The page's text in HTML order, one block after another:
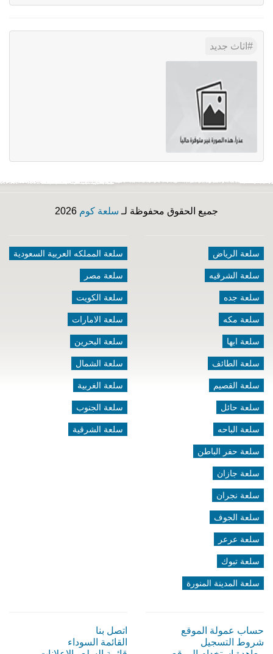
اثاث جديد
جميع الحقوق محفوظة لـ سلعة كوم
سلعة الرياض
سلعة الشرقيه
سلعة جده
سلعة مكه
سلعة ابها
سلعة الطائف
سلعة القصيم
سلعة حائل
سلعة الباحه
سلعة حفر الباطن
سلعة جازان
سلعة نجران
سلعة الجوف
سلعة عرعر
سلعة تبوك
سلعة المدينة المنورة
سلعة المملكه العربية السعودية
سلعة مصر
سلعة الكويت
سلعة الامارات
سلعة البحرين
سلعة الشمال
سلعة الغربية
سلعة الجنوب
سلعة الشرقية
حساب عمولة الموقع
شروط التسجيل
اتصل بنا
القائمة السوداء